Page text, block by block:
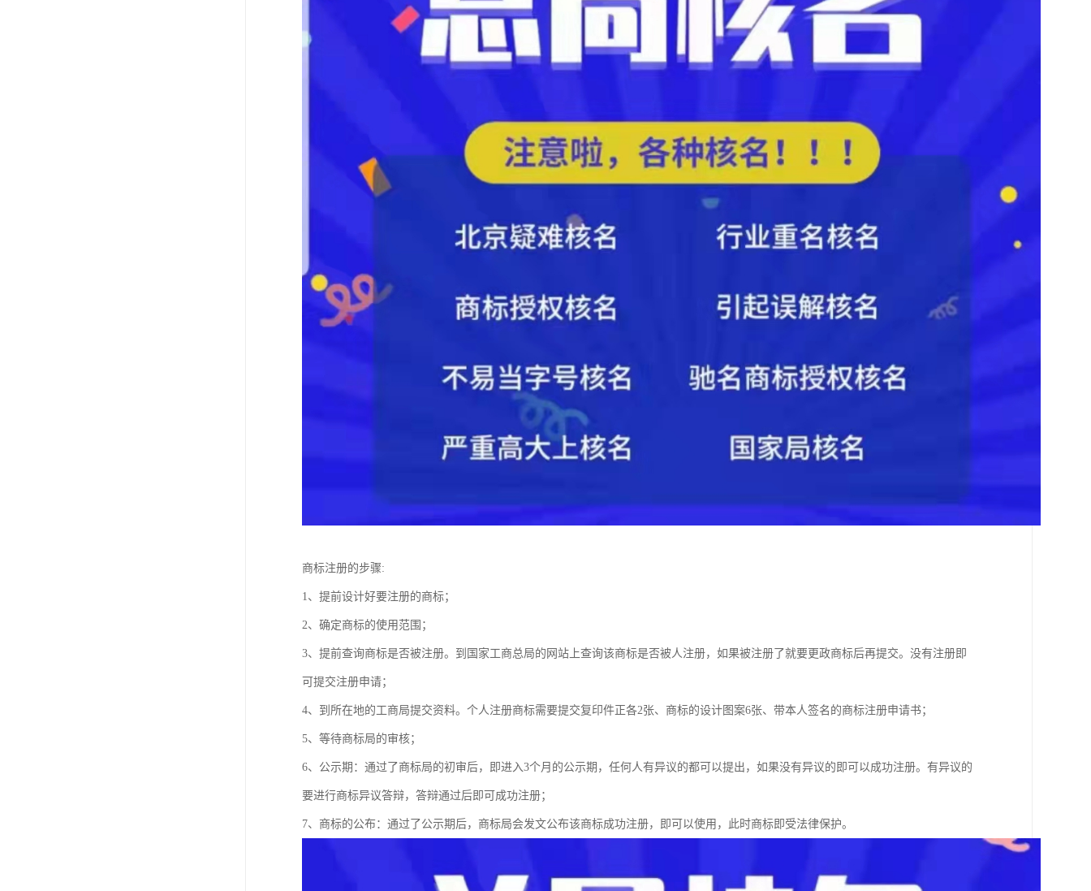
商标注册的步骤:
1、提前设计好要注册的商标；
2、确定商标的使用范围；
3、提前查询商标是否被注册。到国家工商总局的网站上查询该商标是否被人注册，如果被注册了就要更政商标后再提交。没有注册即
可提交注册申请；
4、到所在地的工商局提交资料。个人注册商标需要提交复印件正各2张、商标的设计图案6张、带本人签名的商标注册申请书；
5、等待商标局的审核；
6、公示期：通过了商标局的初审后，即进入3个月的公示期，任何人有异议的都可以提出，如果没有异议的即可以成功注册。有异议的
要进行商标异议答辩，答辩通过后即可成功注册；
7、商标的公布：通过了公示期后，商标局会发文公布该商标成功注册，即可以使用，此时商标即受法律保护。